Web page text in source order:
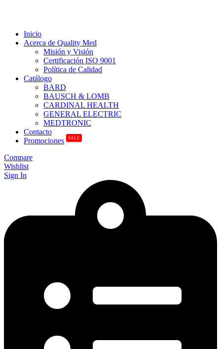
Inicio
Acerca de Quality Med
Misión y Visión
Certificación ISO 9001
Política de Calidad
Catálogo
BARD
BAUSCH & LOMB
CARDINAL HEALTH
GENERAL ELECTRIC
MEDTRONIC
Contacto
Promociones
SALE
Compare
Wishlist
Sign In